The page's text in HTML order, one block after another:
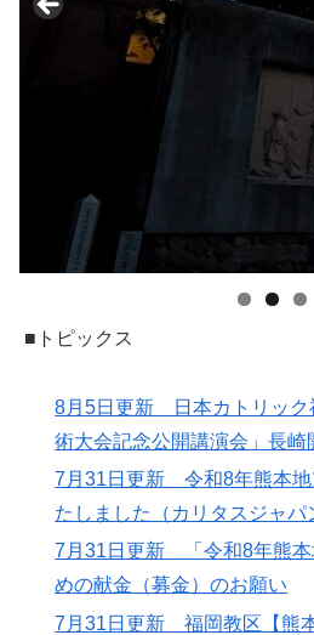
■トピックス
8月5日更新 日本カトリック
術大会記念公開講演会」長崎
7月31日更新 令和8年熊本
たしました（カリタスジャパ
7月31日更新 「令和8年熊本
めの献金（募金）のお願い
7月31日更新 福岡教区【熊